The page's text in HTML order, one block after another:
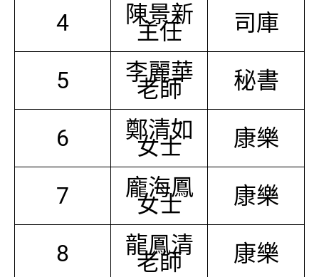
4 陳景新
主任 司庫
5 李麗華
老師 秘書
6 鄭清如
女士 康樂
7 龐海鳳
女士 康樂
8 龍鳳清
老師 康樂